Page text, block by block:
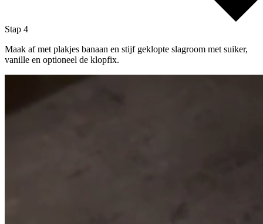
Stap 4
Maak af met plakjes banaan en stijf geklopte slagroom met suiker,
vanille en optioneel de klopfix.